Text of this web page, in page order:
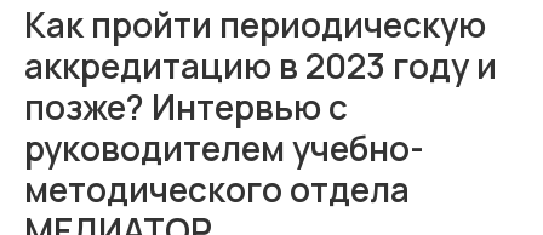
Как пройти периодическую
аккредитацию в 2023 году и
позже? Интервью с
руководителем учебно-
методического отдела